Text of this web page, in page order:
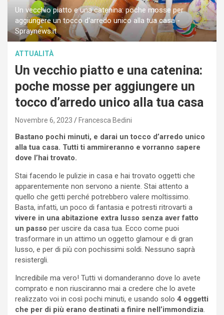
Un vecchio piatto e una catenina: poche mosse per
aggiungere un tocco d'arredo unico alla tua casa -
Spraynews.it
ATTUALITÀ
Un vecchio piatto e una catenina:
poche mosse per aggiungere un
tocco d’arredo unico alla tua casa
Novembre 6, 2023 Francesca Bedini
Bastano pochi minuti, e darai un tocco d’arredo unico
alla tua casa. Tutti ti ammireranno e vorranno sapere
dove l’hai trovato.
Stai facendo le pulizie in casa e hai trovato oggetti che
apparentemente non servono a niente. Stai attento a
quello che getti perché potrebbero valere moltissimo.
Basta, infatti, un poco di fantasia e potresti ritrovarti a
vivere in una abitazione extra lusso senza aver fatto
un passo per uscire da casa tua. Ecco come puoi
trasformare in un attimo un oggetto glamour e di gran
lusso, e per di più con pochissimi soldi. Nessuno saprà
resistergli.
Incredibile ma vero! Tutti vi domanderanno dove lo avete
comprato e non riusciranno mai a credere che lo avete
realizzato voi in così pochi minuti, e usando solo 4 oggetti
che per di più erano destinati a finire nell’immondizia.